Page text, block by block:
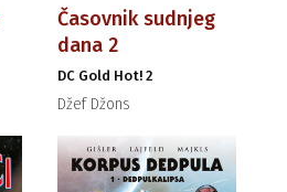
Časovnik sudnjeg
dana 2
DC Gold Hot! 2
Džef Džons